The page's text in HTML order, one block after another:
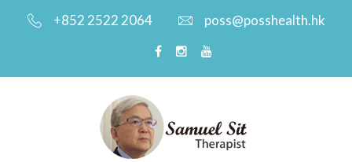
+852 2522 2064 poss@posshealth.hk